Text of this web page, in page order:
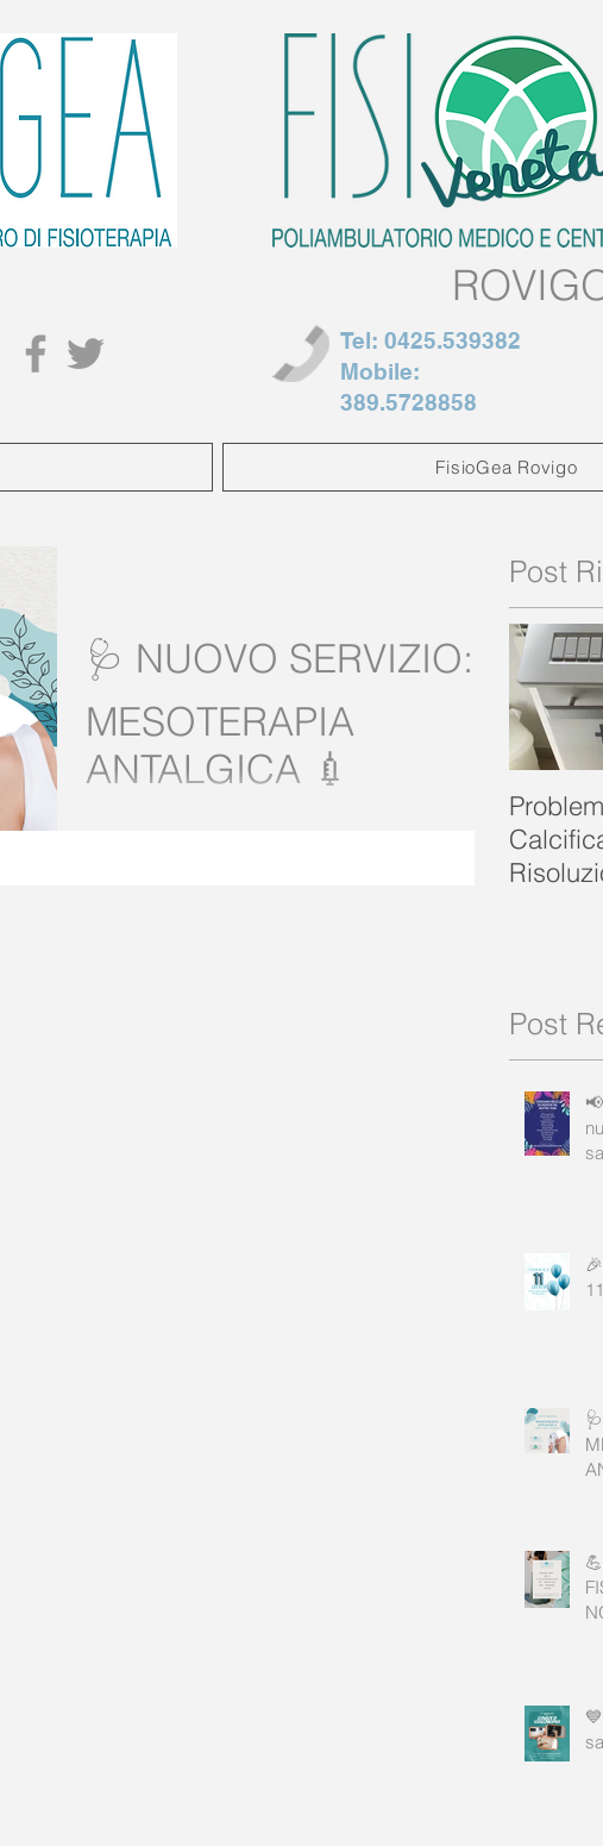
Tel: 0425.539382
Mobile:
389.5728858
FisioGea Rovigo
🩺 NUOVO SERVIZIO:
MESOTERAPIA
ANTALGICA 💉
Post
Post